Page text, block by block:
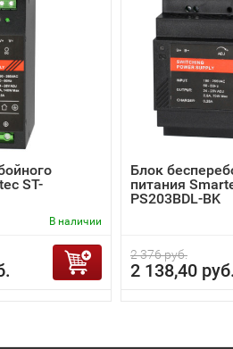
ST-
В наличии
Блок
питания
PS203BDL-BK
2 376 руб.
2 138,40 руб.